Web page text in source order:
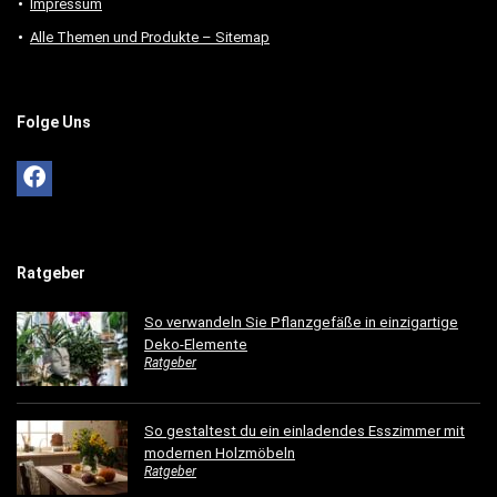
Impressum
Alle Themen und Produkte – Sitemap
Folge Uns
Ratgeber
So verwandeln Sie Pflanzgefäße in einzigartige
Deko-Elemente
Ratgeber
So gestaltest du ein einladendes Esszimmer mit
modernen Holzmöbeln
Ratgeber